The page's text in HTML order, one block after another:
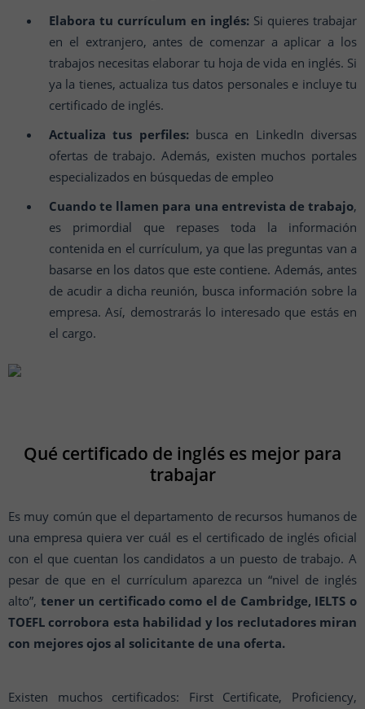
Elabora tu currículum en inglés: Si quieres trabajar
en el extranjero, antes de comenzar a aplicar a los
trabajos necesitas elaborar tu hoja de vida en inglés. Si
ya la tienes, actualiza tus datos personales e incluye tu
certificado de inglés.
Actualiza tus perfiles:busca en LinkedIn diversas
ofertas de trabajo. Además, existen muchos portales
especializados en búsquedas de empleo
Cuando te llamen para una entrevista de trabajo,
es primordial que repases toda la información
contenida en el currículum, ya que las preguntas van a
basarse en los datos que este contiene. Además, antes
de acudir a dicha reunión, busca información sobre la
empresa. Así, demostrarás lo interesado que estás en
el cargo.
Qué certificado de inglés es mejor para
trabajar
Es muy común que el departamento de recursos humanos de
una empresa quiera ver cuál es el certificado de inglés oficial
con el que cuentan los candidatos a un puesto de trabajo. A
pesar de que en el currículum aparezca un “nivel de inglés
alto”, tener un certificado como el de Cambridge, IELTS o
TOEFL corrobora esta habilidad y los reclutadores miran
con mejores ojos al solicitante de una oferta.
Existen muchos certificados: First Certificate, Proficiency,